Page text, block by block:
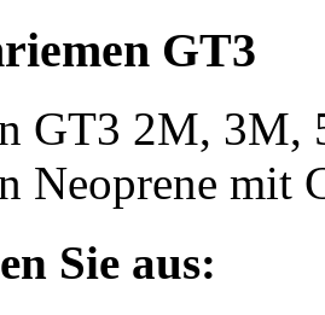
GT3
GT3 2M, 3M,
Neoprene mit
Sie aus: